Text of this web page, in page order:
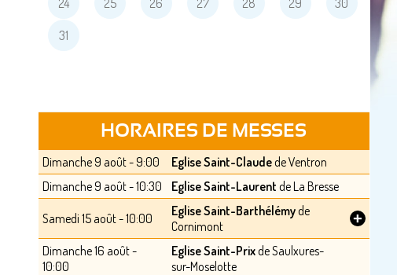
31
HORAIRES DE MESSES
Dimanche 9 août - 9:00 Eglise Saint-Claudede Ventron
Dimanche 9 août - 10:30
Eglise Saint-Laurent de La Bresse
Samedi 15 août - 10:00 Eglise Saint-Barthélémyde
Cornimont
+
Dimanche 16 août -
10:00
Eglise Saint-Prixde Saulxures-
sur-Moselotte